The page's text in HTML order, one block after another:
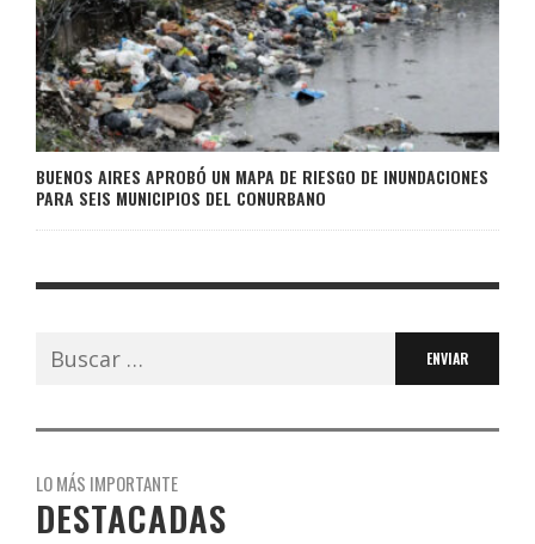
BUENOS AIRES APROBÓ UN MAPA DE RIESGO DE INUNDACIONES
PARA SEIS MUNICIPIOS DEL CONURBANO
Buscar:
LO MÁS IMPORTANTE
DESTACADAS